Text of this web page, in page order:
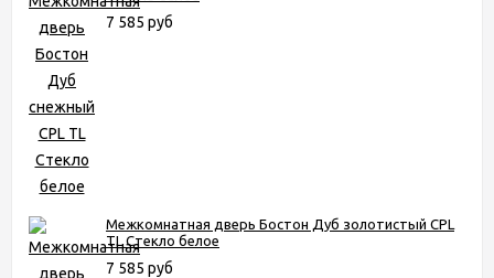
7 585 руб
Межкомнатная дверь Бостон Дуб золотистый CPL
TL Стекло белое
7 585 руб